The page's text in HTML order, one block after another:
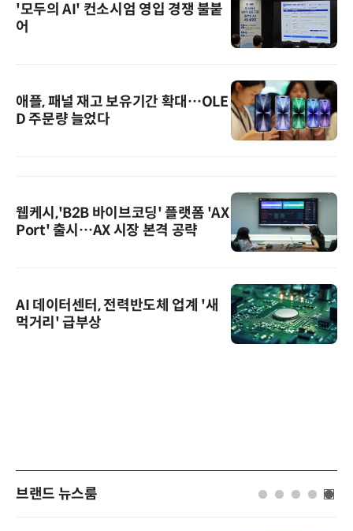
'모두의 AI' 컨소시엄 영입 경쟁 불붙
어
애플, 패널 재고 보유기간 확대…OLE
D 주문량 늘었다
웹케시,'B2B 바이브코딩' 플랫폼 'AX
Port' 출시…AX 시장 본격 공략
AI 데이터센터, 전력반도체 업계 '새
먹거리' 급부상
브랜드 뉴스룸